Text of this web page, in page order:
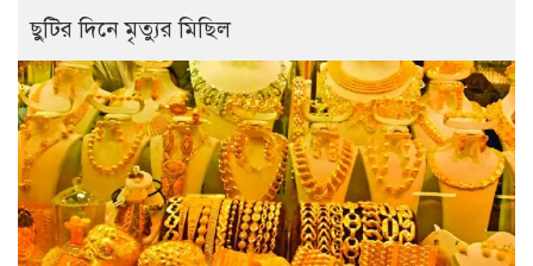
ছুটির দিনে মৃত্যুর মিছিল